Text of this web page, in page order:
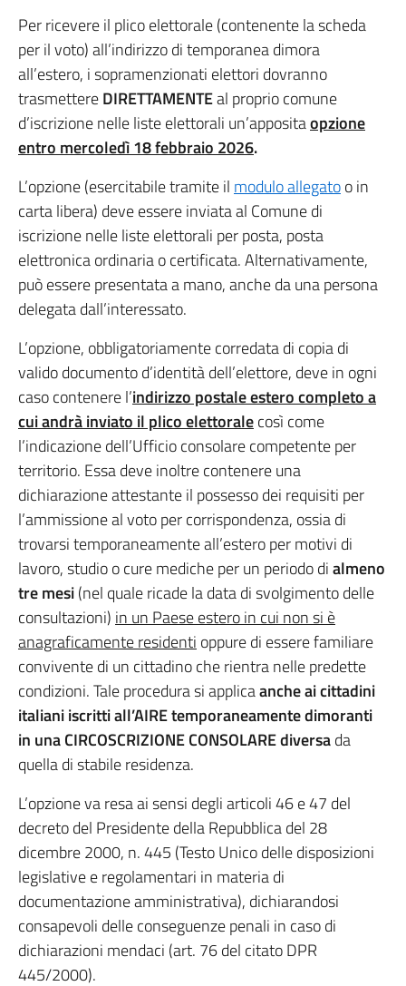
Per ricevere il plico elettorale (contenente la scheda
per il voto) all’indirizzo di temporanea dimora
all’estero, i sopramenzionati elettori dovranno
trasmettereDIRETTAMENTEal proprio comune
d’iscrizione nelle liste elettorali un’appositaopzione
entro mercoledì 18 febbraio 2026.
L’opzione (esercitabile tramite ilmodulo allegatoo in
carta libera) deve essere inviata al Comune di
iscrizione nelle liste elettorali per posta, posta
elettronica ordinaria o certificata. Alternativamente,
può essere presentata a mano, anche da una persona
delegata dall’interessato.
L’opzione, obbligatoriamente corredata di copia di
valido documento d’identità dell’elettore, deve in ogni
caso contenere l’indirizzo postale estero completo a
cui andrà inviato il plico elettoralecosì come
l’indicazione dell’Ufficio consolare competente per
territorio. Essa deve inoltre contenere una
dichiarazione attestante il possesso dei requisiti per
l’ammissione al voto per corrispondenza, ossia di
trovarsi temporaneamente all’estero per motivi di
lavoro, studio o cure mediche per un periodo dialmeno
tre mesi(nel quale ricade la data di svolgimento delle
consultazioni)in un Paese estero in cui non si è
anagraficamente residentioppure di essere familiare
convivente di un cittadino che rientra nelle predette
condizioni. Tale procedura si applicaanche ai cittadini
italiani iscritti all’AIRE temporaneamente dimoranti
in una CIRCOSCRIZIONE CONSOLAREdiversada
quella di stabile residenza.
L’opzione va resa ai sensi degli articoli 46 e 47 del
decreto del Presidente della Repubblica del 28
dicembre 2000, n. 445 (Testo Unico delle disposizioni
legislative e regolamentari in materia di
documentazione amministrativa), dichiarandosi
consapevoli delle conseguenze penali in caso di
dichiarazioni mendaci (art. 76 del citato DPR
445/2000).